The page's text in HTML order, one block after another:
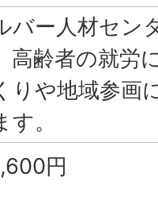
バー人材セン
高齢者の就労
りや地域参画
す。
円